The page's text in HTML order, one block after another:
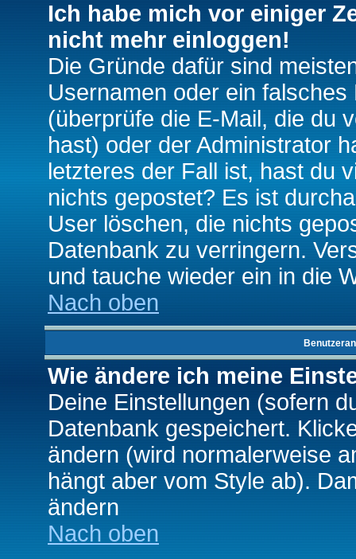
Ich habe mich vor einiger
nicht mehr einloggen!
Die Gründe dafür sind
Usernamen oder ein
(überprüfe die E-Mail, die du
hast) oder der Administrator
letzteres der Fall ist, hast du
nichts gepostet? Es ist
User löschen, die nichts
Datenbank zu verringern.
und tauche wieder ein in die
Nach oben
Wie ändere ich meine
Deine Einstellungen (sofern
Datenbank gespeichert.
ändern (wird normalerweise
hängt aber vom Style ab).
ändern
Nach oben